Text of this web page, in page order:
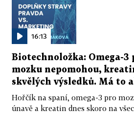
16:13
Biotechnoložka: Omega-3
mozku nepomohou,
skvělých výsledků. Má to
Hořčík na spaní, omega-3 pro
únavě a kreatin dnes skoro na